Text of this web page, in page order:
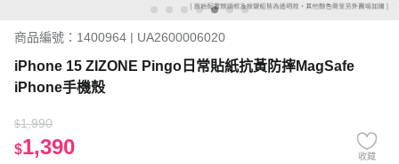
商品編號：1400964 | UA2600006020
iPhone 15 ZIZONE Pingo日常貼紙抗黃防摔MagSafe
iPhone手機殼
$1,990
$1,390 收藏